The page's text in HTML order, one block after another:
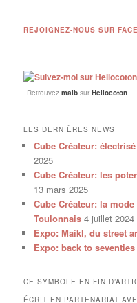
REJOIGNEZ-NOUS SUR
Retrouvezmaib surHellocoton
LES DERNIÈRES NEWS
Cube Créateur:
2025
Cube Créateur: les
13 mars 2025
Cube Créateur: la
Toulonnais 4 juillet 2024
Expo: Maikl, du street
Expo: back to
CE SYMBOLE EN FIN
ÉCRIT EN PARTENARIAT